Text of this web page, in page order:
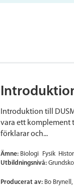
Introduktion till
vara ett komplement
förklarar och...
Ämne: Biologi Fysik
Utbildningsnivå:
Producerat av: Bo